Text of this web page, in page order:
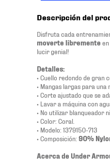
Descripción del
Disfruta cada
moverte libremente
lucir genial!
Detalles:
• Cuello redondo de gran
• Mangas largas para
• Corte ajustado que se
• Lavar a máquina con
• No utilizar blanqueador
• Color: Coral.
• Modelo: 1379150-713
• Composición: 90%
Acerca de Under